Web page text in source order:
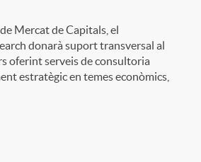
Mercat de Capitals, el
donarà suport transversal al
oferint serveis de consultoria
estratègic en temes econòmics,